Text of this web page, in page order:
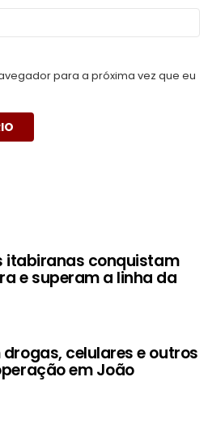
para a próxima vez que eu
itabiranas conquistam
e superam a linha da
celulares e outros
em João